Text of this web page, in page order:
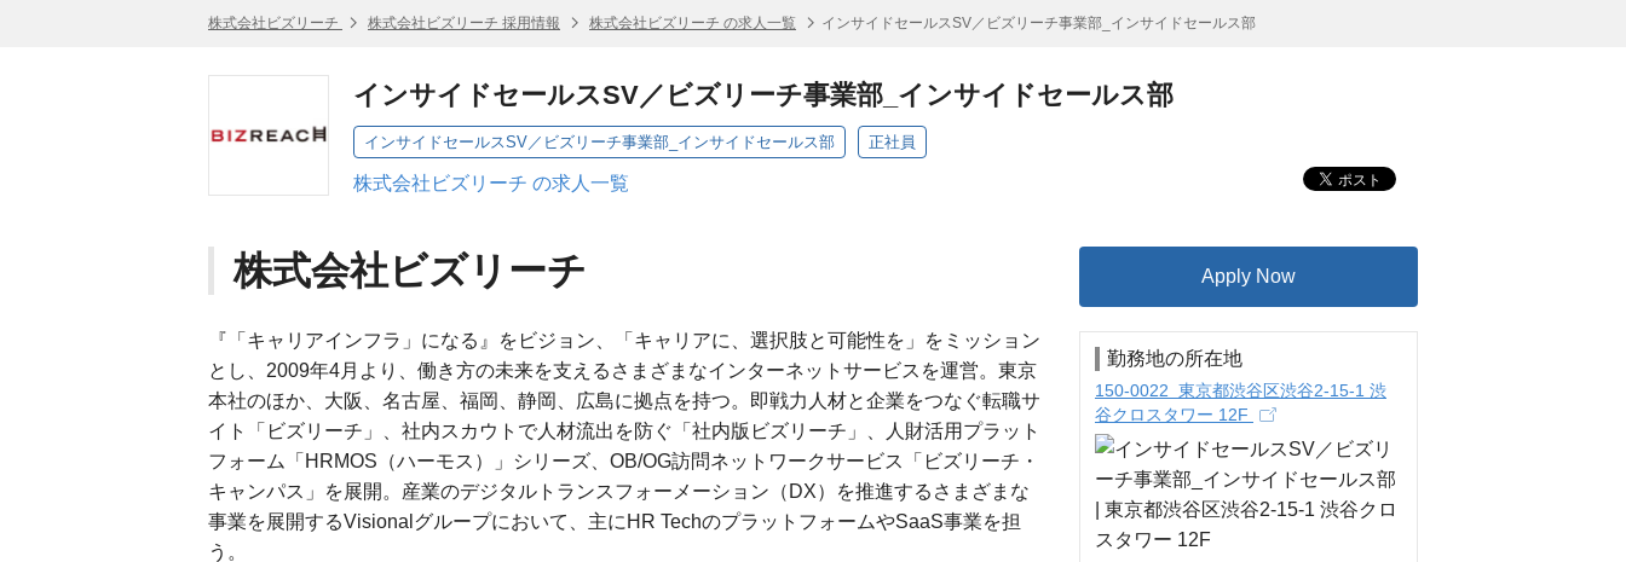
株式会社ビズリーチ 株式会社ビズリーチ 採用情報 株式会社ビズリーチ の求人一覧 インサイドセールスSV／ビズリーチ事業部_インサイドセールス部
インサイドセールスSV／ビズリーチ事業部_インサイドセールス部
インサイドセールスSV／ビズリーチ事業部_インサイドセールス部 正社員
株式会社ビズリーチ の求人一覧
株式会社ビズリーチ
『「キャリアインフラ」になる』をビジョン、「キャリアに、選択肢と可能性を」をミッション
とし、2009年4月より、働き方の未来を支えるさまざまなインターネットサービスを運営。東京
本社のほか、大阪、名古屋、福岡、静岡、広島に拠点を持つ。即戦力人材と企業をつなぐ転職サ
イト「ビズリーチ」、社内スカウトで人材流出を防ぐ「社内版ビズリーチ」、人財活用プラット
フォーム「HRMOS（ハーモス）」シリーズ、OB/OG訪問ネットワークサービス「ビズリーチ・
キャンパス」を展開。産業のデジタルトランスフォーメーション（DX）を推進するさまざまな
事業を展開するVisionalグループにおいて、主にHR TechのプラットフォームやSaaS事業を担
う。
Apply Now
勤務地の所在地
150-0022 東京都渋谷区渋谷2-15-1 渋
谷クロスタワー 12F